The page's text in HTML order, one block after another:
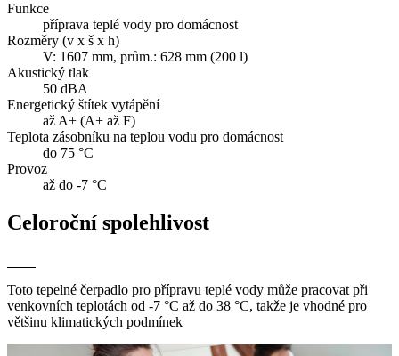
Funkce
příprava teplé vody pro domácnost
Rozměry (v x š x h)
V: 1607 mm, prům.: 628 mm (200 l)
Akustický tlak
50 dBA
Energetický štítek vytápění
až A+ (A+ až F)
Teplota zásobníku na teplou vodu pro domácnost
do 75 °C
Provoz
až do -7 °C
Celoroční spolehlivost
Toto tepelné čerpadlo pro přípravu teplé vody může pracovat při
venkovních teplotách od -7 °C až do 38 °C, takže je vhodné pro
většinu klimatických podmínek